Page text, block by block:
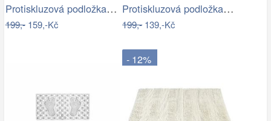
Protiskluzová podložka do koupelny…
199,-159,-Kč
Protiskluzová podložka do koupelny…
199,-139,-Kč
- 12%